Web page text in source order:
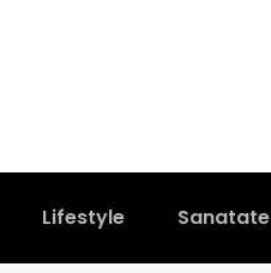
Lifestyle Sanatate
folosesti